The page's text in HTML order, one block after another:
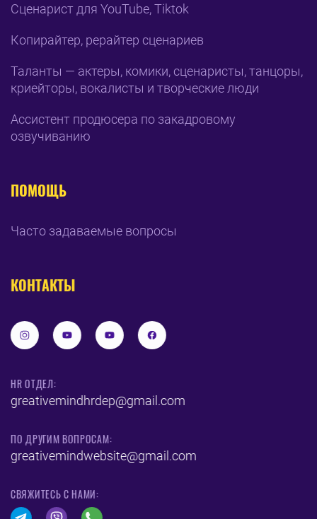
Сценарист для YouTube, Tiktok
Копирайтер, рерайтер сценариев
Таланты — актеры, комики, сценаристы, танцоры,
криейторы, вокалисты и творческие люди
Ассистент продюсера по закадровому
озвучиванию
ПОМОЩЬ
Часто задаваемые вопросы
КОНТАКТЫ
HR ОТДЕЛ:
greativemindhrdep@gmail.com
ПО ДРУГИМ ВОПРОСАМ:
greativemindwebsite@gmail.com
CВЯЖИТЕСЬ С НАМИ: